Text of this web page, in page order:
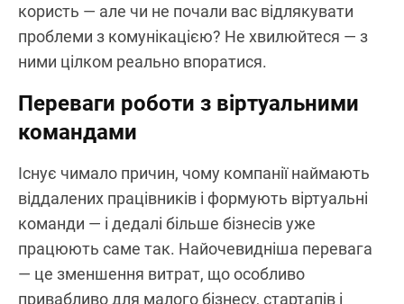
користь — але чи не почали вас відлякувати
проблеми з комунікацією? Не хвилюйтеся — з
ними цілком реально впоратися.
Переваги роботи з віртуальними
командами
Існує чимало причин, чому компанії наймають
віддалених працівників і формують віртуальні
команди — і дедалі більше бізнесів уже
працюють саме так. Найочевидніша перевага
— це зменшення витрат, що особливо
привабливо для малого бізнесу, стартапів і